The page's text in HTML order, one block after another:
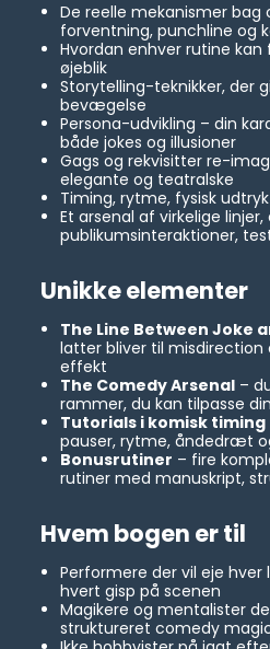
De reelle mekanismer
forventning, punchline og
Hvordan enhver rutine
øjeblik
Storytelling-teknikker, der
bevægelse
Persona-udvikling – din
både jokes og illusioner
Gags og rekvisitter re-
elegante og teatralske
Timing, rytme, fysisk
Et arsenal af virkelige
publikumsinteraktioner,
Unikke elementer
The Line Between Joke
latter bliver til misdirection
effekt
The Comedy Arsenal–
rammer, du kan tilpasse
Tutorials i komisk timing
pauser, rytme, åndedræt
Bonusrutiner – fire
rutiner med manuskript,
Hvem bogen er til
Performere der vil eje
hvert gisp på scenen
Magikere og mentalister
struktureret comedy